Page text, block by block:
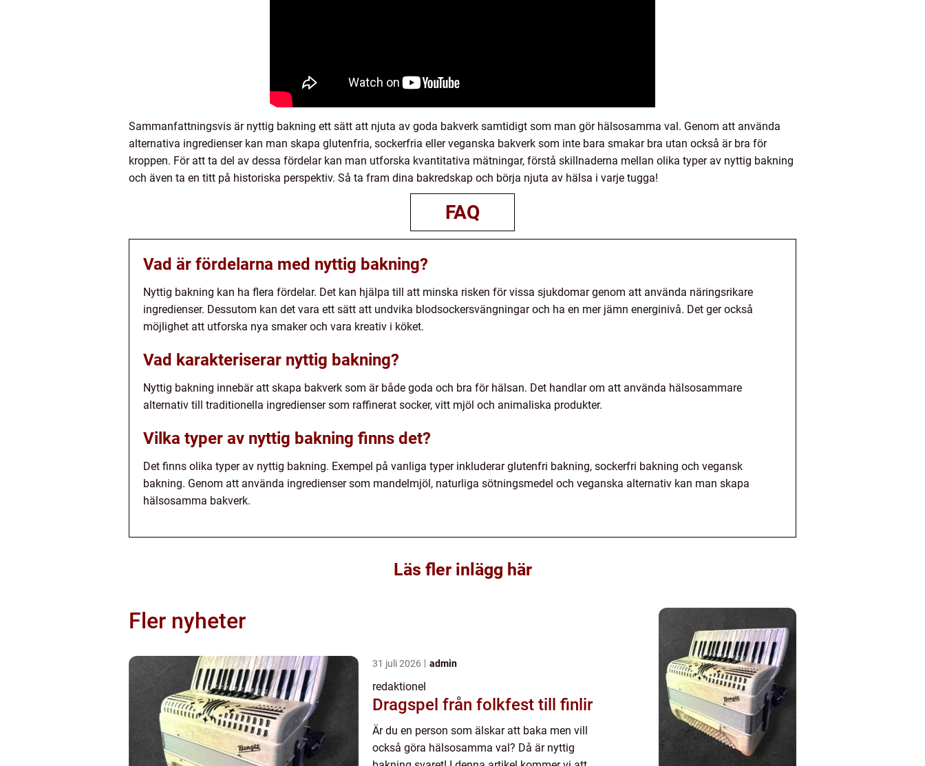
Sammanfattningsvis är nyttig bakning ett sätt att njuta av goda bakverk samtidigt som man gör hälsosamma val. Genom att använda
alternativa ingredienser kan man skapa glutenfria, sockerfria eller veganska bakverk som inte bara smakar bra utan också är bra för
kroppen. För att ta del av dessa fördelar kan man utforska kvantitativa mätningar, förstå skillnaderna mellan olika typer av nyttig bakning
och även ta en titt på historiska perspektiv. Så ta fram dina bakredskap och börja njuta av hälsa i varje tugga!
FAQ
Vad är fördelarna med nyttig bakning?
Nyttig bakning kan ha flera fördelar. Det kan hjälpa till att minska risken för vissa sjukdomar genom att använda näringsrikare
ingredienser. Dessutom kan det vara ett sätt att undvika blodsockersvängningar och ha en mer jämn energinivå. Det ger också
möjlighet att utforska nya smaker och vara kreativ i köket.
Vad karakteriserar nyttig bakning?
Nyttig bakning innebär att skapa bakverk som är både goda och bra för hälsan. Det handlar om att använda hälsosammare
alternativ till traditionella ingredienser som raffinerat socker, vitt mjöl och animaliska produkter.
Vilka typer av nyttig bakning finns det?
Det finns olika typer av nyttig bakning. Exempel på vanliga typer inkluderar glutenfri bakning, sockerfri bakning och vegansk
bakning. Genom att använda ingredienser som mandelmjöl, naturliga sötningsmedel och veganska alternativ kan man skapa
hälsosamma bakverk.
Läs fler inlägg här
Fler nyheter
31 juli 2026 admin
redaktionel
Dragspel från folkfest till finlir
Är du en person som älskar att baka men vill
också göra hälsosamma val? Då är nyttig